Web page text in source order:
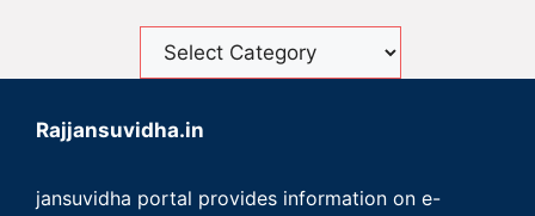
Rajjansuvidha.in
jansuvidha portal provides information on e-